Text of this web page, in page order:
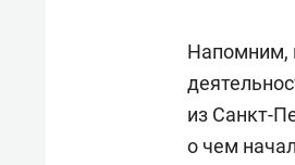
Напомним,
из Санкт-
о чем